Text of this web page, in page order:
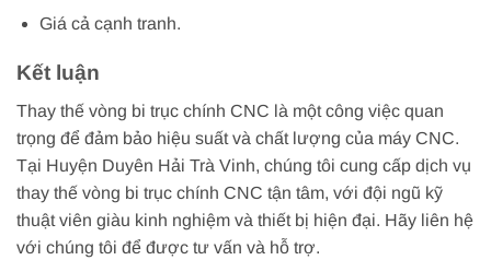
Giá cả cạnh tranh.
Kết luận
Thay thế vòng bi trục chính CNC là một công việc quan
trọng để đảm bảo hiệu suất và chất lượng của máy CNC.
Tại Huyện Duyên Hải Trà Vinh, chúng tôi cung cấp dịch vụ
thay thế vòng bi trục chính CNC tận tâm, với đội ngũ kỹ
thuật viên giàu kinh nghiệm và thiết bị hiện đại. Hãy liên hệ
với chúng tôi để được tư vấn và hỗ trợ.